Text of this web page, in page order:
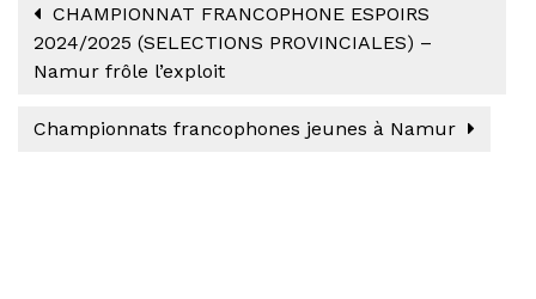
CHAMPIONNAT FRANCOPHONE ESPOIRS
2024/2025 (SELECTIONS PROVINCIALES) –
Namur frôle l’exploit
Championnats francophones jeunes à Namur